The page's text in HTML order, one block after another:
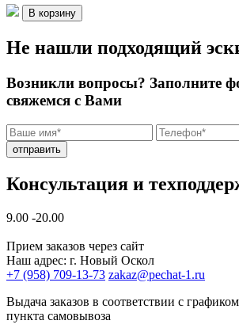
В корзину
Не нашли подходящий
Возникли вопросы? Заполните
свяжемся с Вами
отправить
Консультация и
9.00 -20.00
Прием заказов через сайт
Наш адрес: г. Новый Оскол
+7 (958) 709-13-73 zakaz@pechat-1.ru
Выдача заказов в соответствии с
пункта самовывоза